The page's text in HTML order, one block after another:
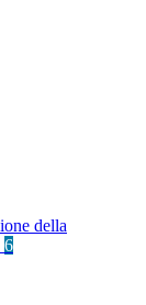
della
6